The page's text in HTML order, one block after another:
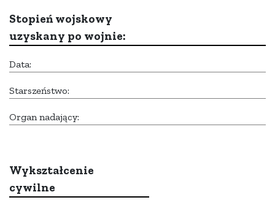
Stopień wojskowy
uzyskany po wojnie:
Data:
Starszeństwo:
Organ nadający:
Wykształcenie
cywilne